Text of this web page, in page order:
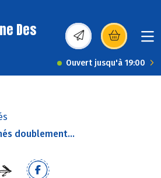
Des
(s’ouvre dans une
Ouvert jusqu'à 19:00
doublement...